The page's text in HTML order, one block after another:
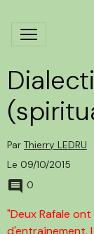
Par Thierry LEDRU
Le 09/10/2015
0
"Deux Rafale
d'entraînement.